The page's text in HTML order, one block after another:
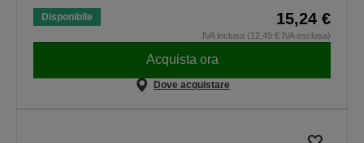
Disponibile 15,24 €
IVA inclusa (12,49 € IVA esclusa)
Acquista ora
Dove acquistare